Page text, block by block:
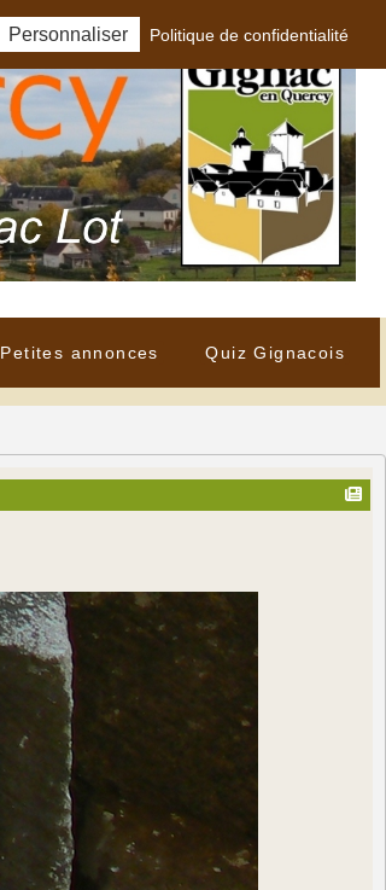
Petites annonces Quiz Gignacois
Personnaliser Politique de confidentialité